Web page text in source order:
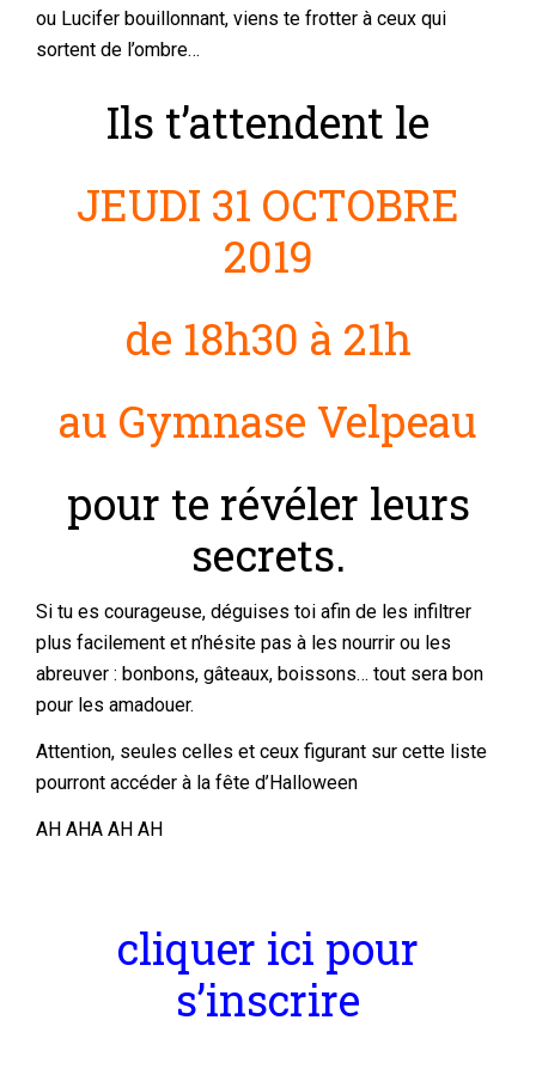
ou Lucifer bouillonnant, viens te frotter à ceux qui
sortent de l’ombre…
Ils t’attendent le
JEUDI 31 OCTOBRE
2019
de 18h30 à 21h
au Gymnase Velpeau
pour te révéler leurs
secrets.
Si tu es courageuse, déguises toi afin de les infiltrer
plus facilement et n’hésite pas à les nourrir ou les
abreuver : bonbons, gâteaux, boissons… tout sera bon
pour les amadouer.
Attention, seules celles et ceux figurant sur cette liste
pourront accéder à la fête d’Halloween
AH AHA AH AH
cliquer ici pour
s’inscrire